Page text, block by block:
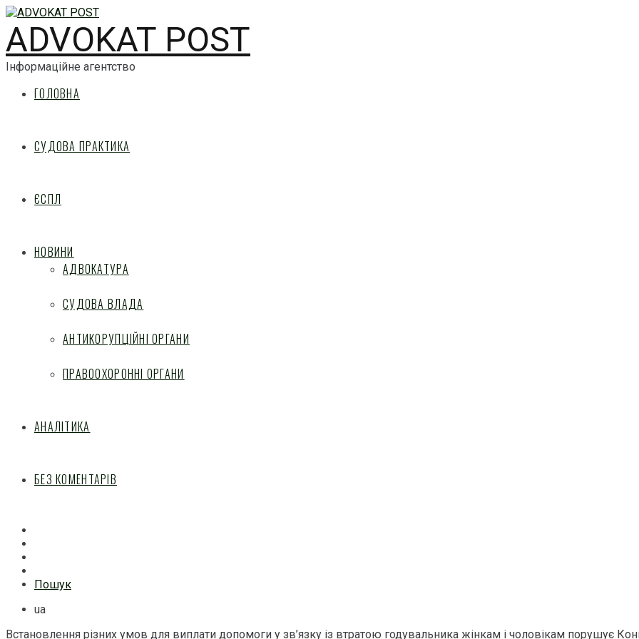
ADVOKAT POST
Інформаційне агентство
ГОЛОВНА
СУДОВА ПРАКТИКА
ЄСПЛ
НОВИНИ
АДВОКАТУРА
СУДОВА ВЛАДА
АНТИКОРУПЦІЙНІ ОРГАНИ
ПРАВООХОРОННІ ОРГАНИ
АНАЛІТИКА
БЕЗ КОМЕНТАРІВ
Пошук
ua
Встановлення різних умов для виплати допомоги у зв’язку із втратою годувальника жінкам і чоловікам порушує